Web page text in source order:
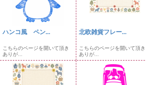
ハンコ風 ペン...
こちらのページを開いて頂き
ありが...
北欧雑貨フレー...
こちらのページを開いて頂き
ありが...